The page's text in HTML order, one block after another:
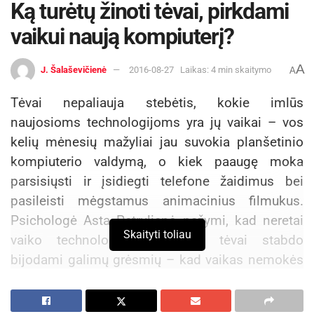
Ką turėtų žinoti tėvai, pirkdami
vaikui naują kompiuterį?
J. Šalaševičienė 2016-08-27 Laikas: 4 min skaitymo AA
Tėvai nepaliauja stebėtis, kokie imlūs
naujosioms technologijoms yra jų vaikai – vos
kelių mėnesių mažyliai jau suvokia planšetinio
kompiuterio valdymą, o kiek paaugę moka
parsisiųsti ir įsidiegti telefone žaidimus bei
pasileisti mėgstamus animacinius filmukus.
Psichologė Asta Petrulienė pažymi, kad neretai
vaiko technologinį išprusimą tėvai stabdo
bijodami galimų grėsmių – kad vaikas nemokės
o ne internetinės dėlionės jų nesudomins.
Skaityti toliau